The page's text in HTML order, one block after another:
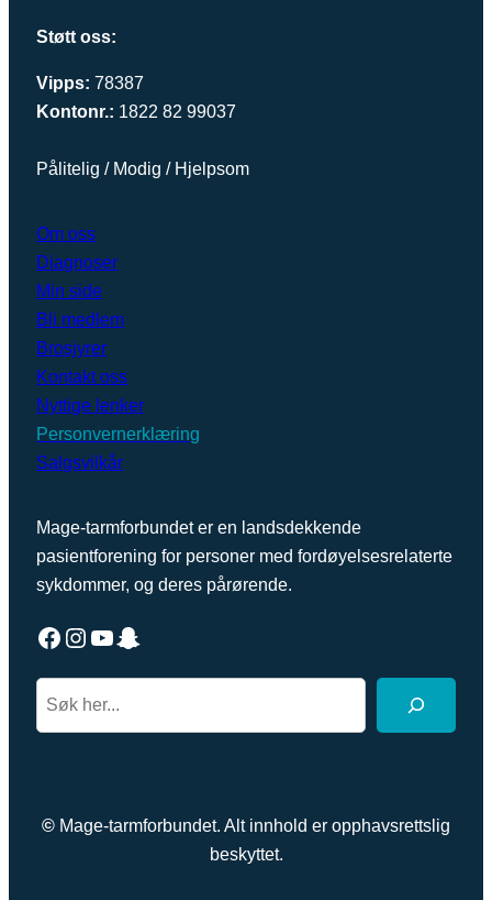
Støtt oss:
Vipps: 78387
Kontonr.: 1822 82 99037
Pålitelig / Modig / Hjelpsom
Om oss
Diagnoser
Min side
Bli medlem
Brosjyrer
Kontakt oss
Nyttige lenker
Personvernerklæring
Salgsvilkår
Mage-tarmforbundet er en landsdekkende
pasientforening for personer med fordøyelsesrelaterte
sykdommer, og deres pårørende.
Facebook Instagram YouTube Snapchat
h
© Mage-tarmforbundet. Alt innhold er opphavsrettslig
beskyttet.